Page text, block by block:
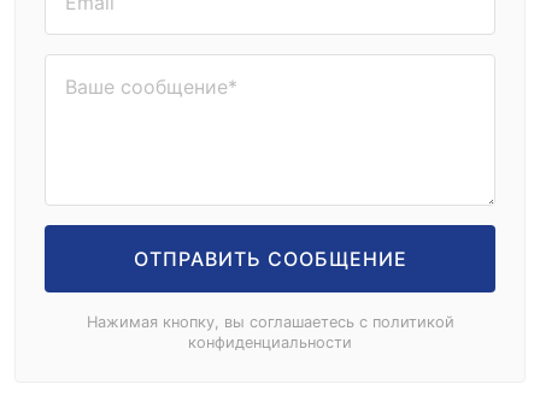
ОТПРАВИТЬ СООБЩЕНИЕ
Нажимая кнопку, вы соглашаетесь с политикой
конфиденциальности